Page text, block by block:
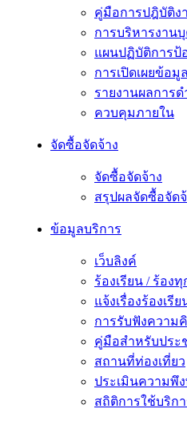
คู่มือการปฎิบัติง
การบริหารงาน
แผนปฏิบัติการป้
การเปิดเผยข้อ
รายงานผลการ
ควบคุมภายใน
จัดซื้อจัดจ้าง
จัดซื้อจัดจ้าง
สรุปผลจัดซื้อจัด
ข้อมูลบริการ
เว็บลิงค์
ร้องเรียน / ร้องทุ
แจ้งเรื่องร้องเ
การรับฟังความ
คู่มือสำหรับประ
สถานที่ท่องเที่ยว
ประเมินความพึ
สถิติการใช้บริก